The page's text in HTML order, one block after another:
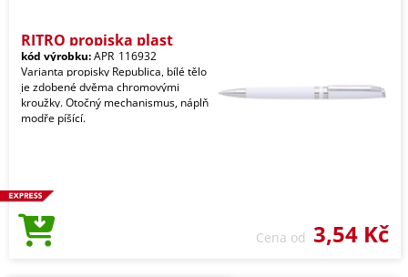
RITRO propiska plast
kód výrobku:APR_116932
Varianta propisky Republica, bílé tělo
je zdobené dvěma chromovými
kroužky. Otočný mechanismus, náplň
modře píšící.
Cena od 3,54 Kč